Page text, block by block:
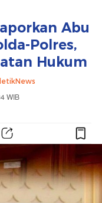
Abu
Polres,
Hukum
WIB